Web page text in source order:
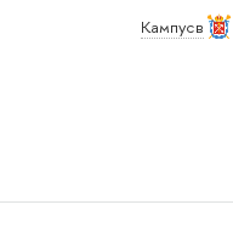
Кампус в